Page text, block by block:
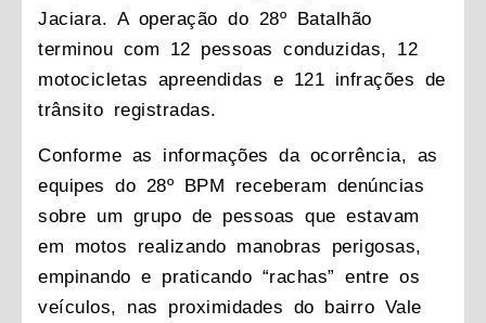
Jaciara. A operação do 28º Batalhão
terminou com 12 pessoas conduzidas, 12
motocicletas apreendidas e 121 infrações de
trânsito registradas.
Conforme as informações da ocorrência, as
equipes do 28º BPM receberam denúncias
sobre um grupo de pessoas que estavam
em motos realizando manobras perigosas,
empinando e praticando “rachas” entre os
veículos, nas proximidades do bairro Vale